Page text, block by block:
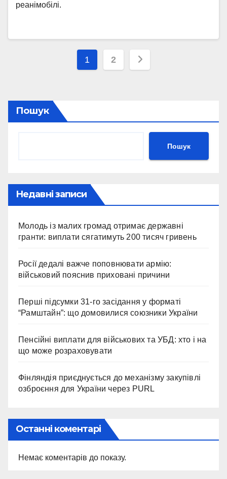
реанімобілі.
Пагінація
1 2
Пошук
Пошук
Недавні записи
Молодь із малих громад отримає державні
гранти: виплати сягатимуть 200 тисяч гривень
Росії дедалі важче поповнювати армію:
військовий пояснив приховані причини
Перші підсумки 31-го засідання у форматі
“Рамштайн”: що домовилися союзники України
Пенсійні виплати для військових та УБД: хто і на
що може розраховувати
Фінляндія приєднується до механізму закупівлі
озброєння для України через PURL
Останні коментарі
Немає коментарів до показу.